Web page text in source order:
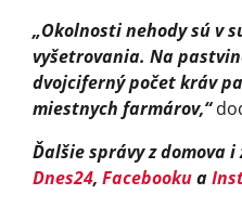
„Okolnosti nehody sú v
vyšetrovania. Na
dvojciferný počet kráv
miestnych farmárov,“
Ďalšie správy z domova
Dnes24, Facebookua